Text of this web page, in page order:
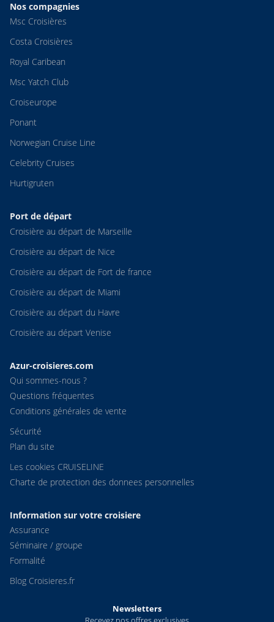
Nos compagnies
Msc Croisières
Costa Croisières
Royal Caribean
Msc Yatch Club
Croiseurope
Ponant
Norwegian Cruise Line
Celebrity Cruises
Hurtigruten
Port de départ
Croisière au départ de Marseille
Croisière au départ de Nice
Croisière au départ de Fort de france
Croisière au départ de Miami
Croisière au départ du Havre
Croisière au départ Venise
Azur-croisieres.com
Qui sommes-nous ?
Questions fréquentes
Conditions générales de vente
Sécurité
Plan du site
Les cookies CRUISELINE
Charte de protection des donnees personnelles
Information sur votre croisiere
Assurance
Séminaire / groupe
Formalité
Blog Croisieres.fr
Newsletters